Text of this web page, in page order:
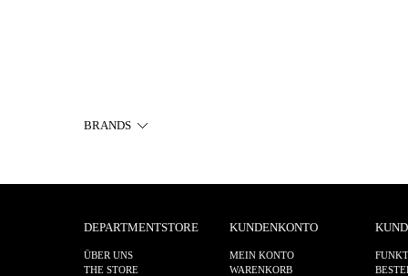
BRANDS
DEPARTMENTSTORE
ÜBER UNS
THE STORE
KUNDENKONTO
MEIN KONTO
WARENKORB